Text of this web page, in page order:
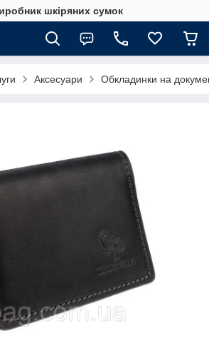
шкіряних сумок
Аксесуари Обкладинки на